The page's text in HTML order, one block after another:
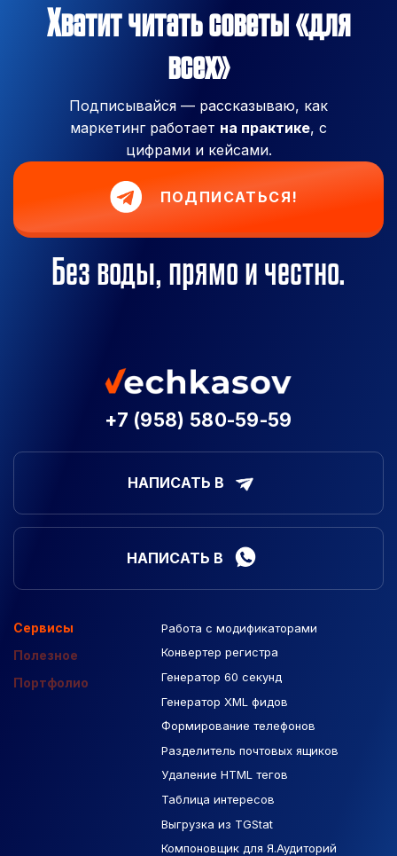
Хватит читать советы «для
всех»
Подписывайся — рассказываю, как
маркетинг работает на практике, с
цифрами и кейсами.
ПОДПИСАТЬСЯ!
Без воды, прямо и честно.
+7 (958) 580-59-59
НАПИСАТЬ В
НАПИСАТЬ В
Сервисы
Полезное
Портфолио
Работа с модификаторами
Конвертер регистра
Генератор 60 секунд
Генератор XML фидов
Формирование телефонов
Разделитель почтовых ящиков
Удаление HTML тегов
Таблица интересов
Выгрузка из TGStat
Компоновщик для Я.Аудиторий
Подборка сайтов
Макеты Figma
База Яндекс Карты
РСЯ площадки
Созданные сайты
Контекстная реклама